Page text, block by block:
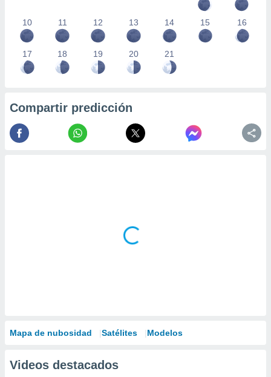
10 11 12 13 14 15 16
17 18 19 20 21
Compartir predicción
Mapa de nubosidad Satélites Modelos
Videos destacados